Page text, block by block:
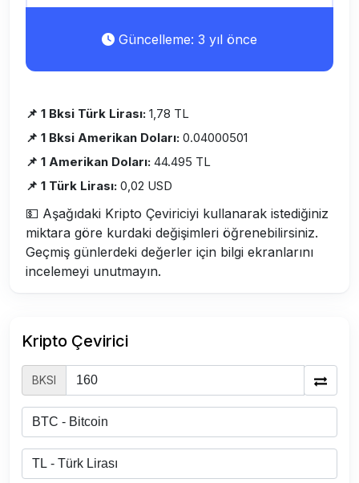
Güncelleme: 3 yıl önce
📌 1 Bksi Türk Lirası: 1,78 TL
📌 1 Bksi Amerikan Doları: 0.04000501
📌 1 Amerikan Doları: 44.495 TL
📌 1 Türk Lirası: 0,02 USD
💵 Aşağıdaki Kripto Çeviriciyi kullanarak istediğiniz
miktara göre kurdaki değişimleri öğrenebilirsiniz.
Geçmiş günlerdeki değerler için bilgi ekranlarını
incelemeyi unutmayın.
Kripto Çevirici
BKSI